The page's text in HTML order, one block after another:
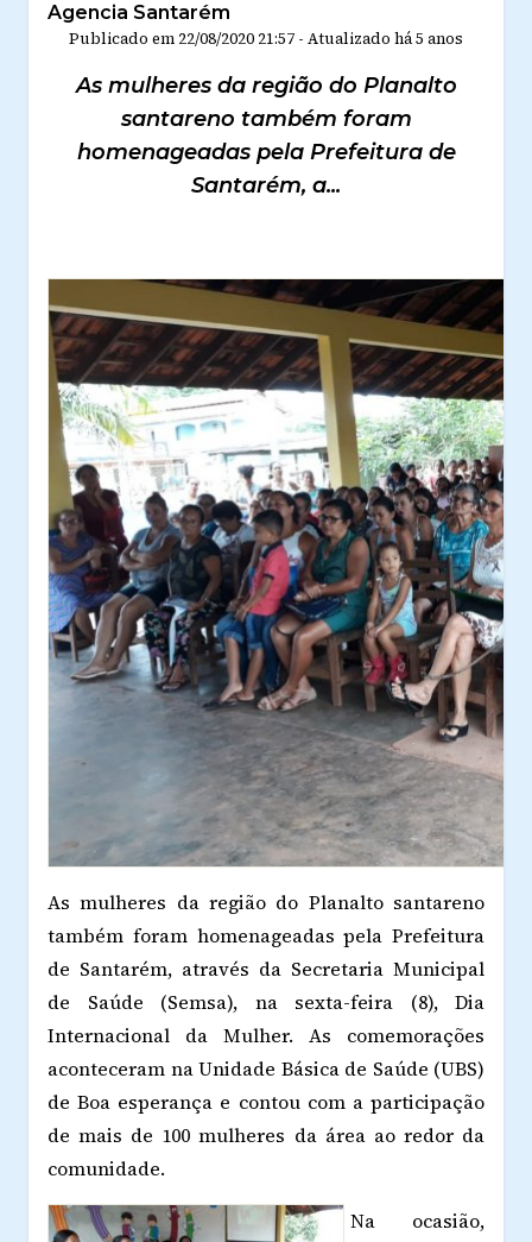
Agencia Santarém
Publicado em 22/08/2020 21:57 - Atualizado há 5 anos
As mulheres da região do Planalto
santareno também foram
homenageadas pela Prefeitura de
Santarém, a...
As mulheres da região do Planalto santareno
também foram homenageadas pela Prefeitura
de Santarém, através da Secretaria Municipal
de Saúde (Semsa), na sexta-feira (8), Dia
Internacional da Mulher. As comemorações
aconteceram na Unidade Básica de Saúde (UBS)
de Boa esperança e contou com a participação
de mais de 100 mulheres da área ao redor da
comunidade.
Na ocasião,